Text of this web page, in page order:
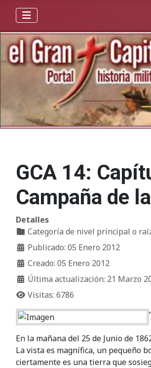
GCA 14:
Campaña de
Detalles
Categoría de nivel principal o
Publicado: 05 Enero 2012
Creado: 05 Enero 2012
Última actualización: 21 Marzo
Visitas: 6786
En la mañana del 25 de Junio de
La vista es magnífica, un pequeño
ciertamente es una tierra que